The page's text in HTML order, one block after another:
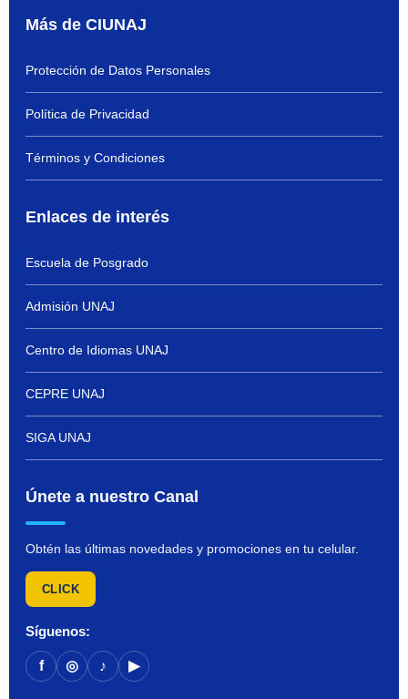
Más de CIUNAJ
Protección de Datos Personales
Política de Privacidad
Términos y Condiciones
Enlaces de interés
Escuela de Posgrado
Admisión UNAJ
Centro de Idiomas UNAJ
CEPRE UNAJ
SIGA UNAJ
Únete a nuestro Canal
Obtén las últimas novedades y promociones en tu celular.
CLICK
Síguenos:
f ◎ ♪ ▶